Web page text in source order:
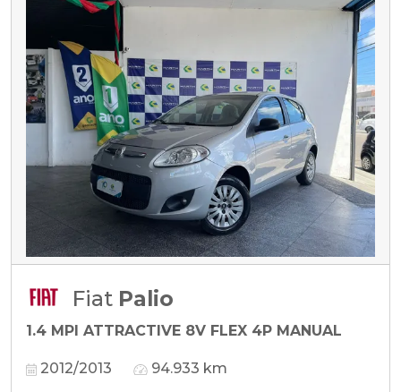
Fiat Palio
1.4 MPI ATTRACTIVE 8V FLEX 4P MANUAL
2012/2013 94.933 km